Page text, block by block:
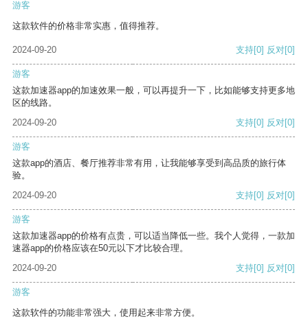
游客
这款软件的价格非常实惠，值得推荐。
2024-09-20 支持[0] 反对[0]
游客
这款加速器app的加速效果一般，可以再提升一下，比如能够支持更多地
区的线路。
2024-09-20
支持[0] 反对[0]
游客
这款app的酒店、餐厅推荐非常有用，让我能够享受到高品质的旅行体
验。
2024-09-20
支持[0] 反对[0]
游客
这款加速器app的价格有点贵，可以适当降低一些。我个人觉得，一款加
速器app的价格应该在50元以下才比较合理。
2024-09-20
支持[0] 反对[0]
游客
这款软件的功能非常强大，使用起来非常方便。